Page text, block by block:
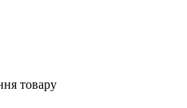
товару